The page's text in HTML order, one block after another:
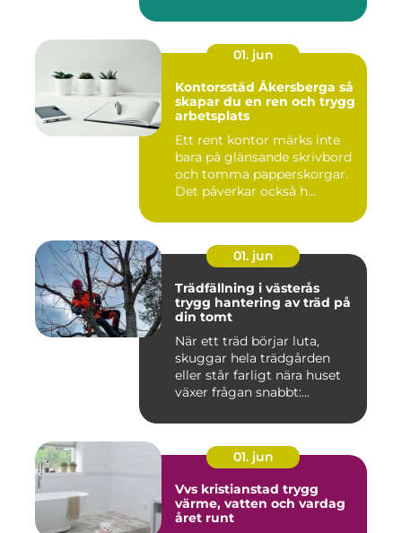
01. jun
Kontorsstäd Åkersberga så
skapar du en ren och trygg
arbetsplats
Ett rent kontor märks inte
bara på glänsande skrivbord
och tomma papperskorgar.
Det påverkar också h...
01. jun
Trädfällning i västerås
trygg hantering av träd på
din tomt
När ett träd börjar luta,
skuggar hela trädgården
eller står farligt nära huset
växer frågan snabbt:...
01. jun
Vvs kristianstad trygg
värme, vatten och vardag
året runt